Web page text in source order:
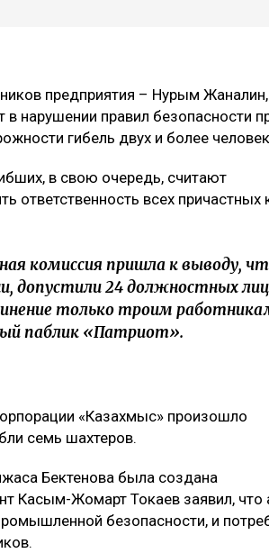
предприятия – Нурым Жаналин,
нарушении правил безопасности
гибель двух и более
в свою очередь, считают
ответственность всех причастных
комиссия пришла к выводу,
допустили 24 должностных
только троим
паблик «Патриот».
«Казахмыс» произошло
семь шахтеров.
Бектенова была создана
Касым-Жомарт Токаев заявил, что
безопасности, и